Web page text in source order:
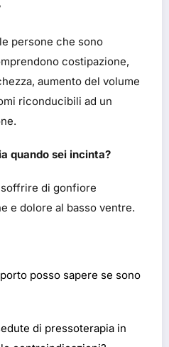
persone che sono
costipazione,
aumento del volume
riconducibili ad un
quando sei incinta?
di gonfiore
e dolore al basso ventre.
posso sapere se sono
di pressoterapia in